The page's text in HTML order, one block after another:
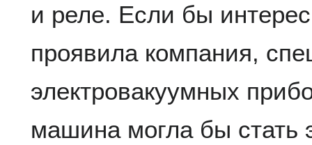
и реле. Если бы
проявила компания,
электровакуумных
машина могла бы стать